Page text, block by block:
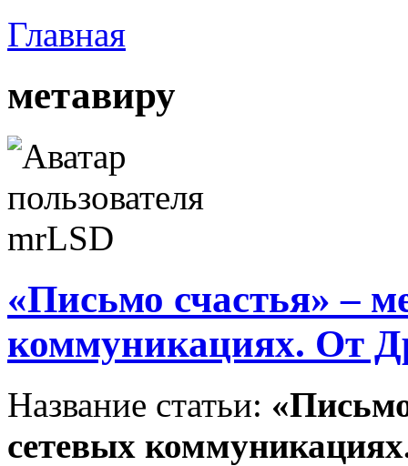
Главная
метавиру
«Письмо счастья» –
коммуникациях. От
Название статьи:
сетевых